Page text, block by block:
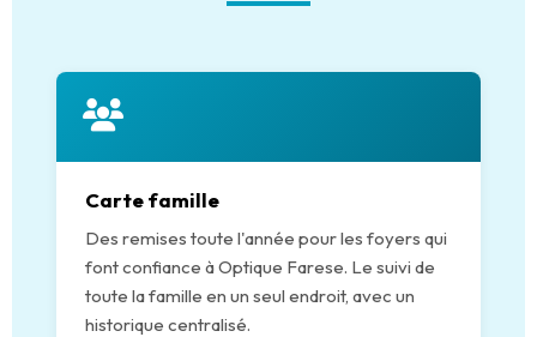
Carte famille
Des remises toute l'année pour les foyers qui
font confiance à Optique Farese. Le suivi de
toute la famille en un seul endroit, avec un
historique centralisé.